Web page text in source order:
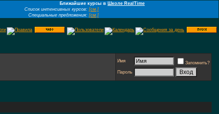
Ближайшие курсы в Школе RealTime
Список интенсивных курсов: [см.]
Специальные предложения: [см.]
Имя
Запомнить?
Пароль